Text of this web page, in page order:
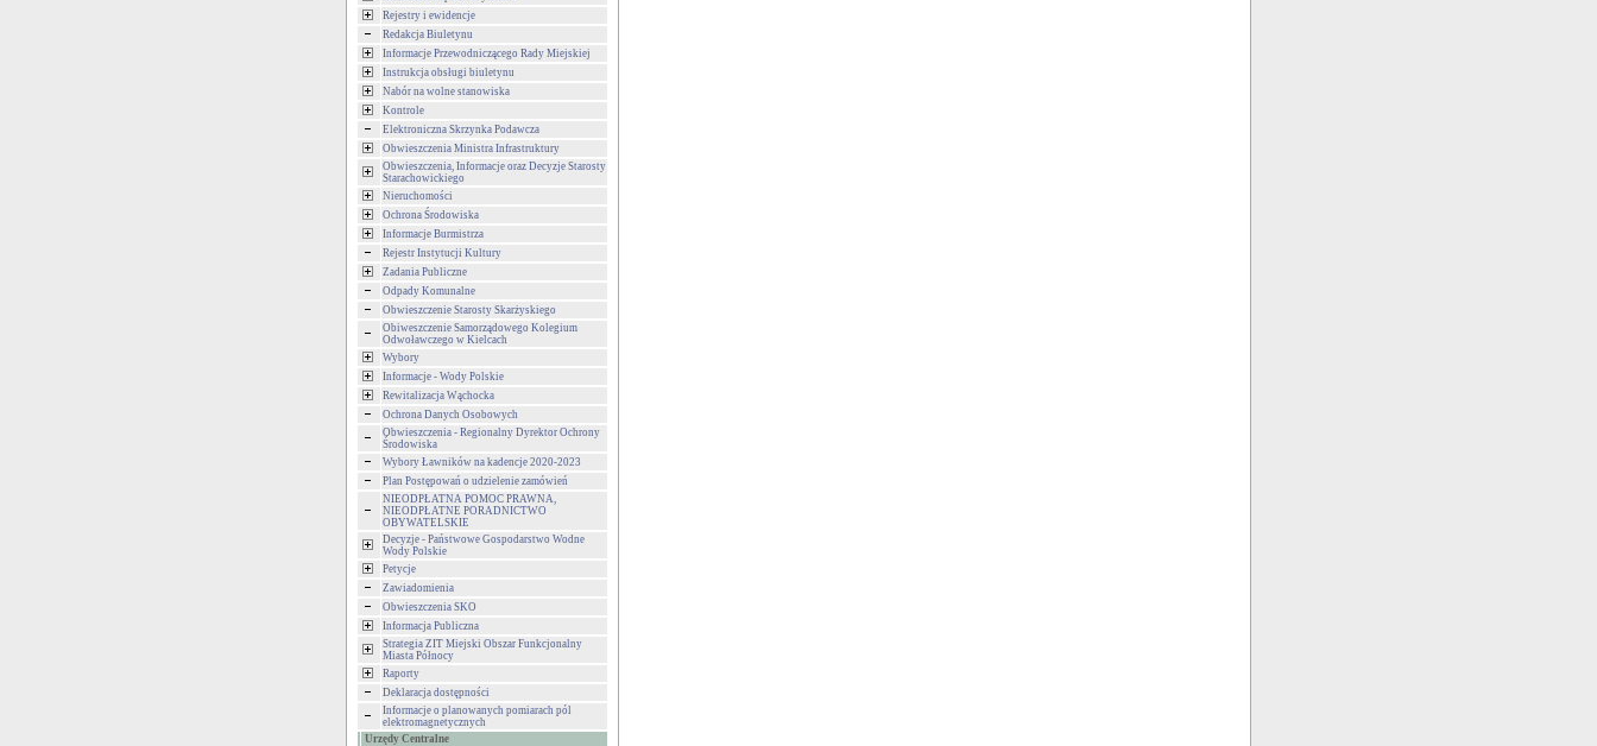
Rejestry i ewidencje
Redakcja Biuletynu
Informacje Przewodniczącego Rady Miejskiej
Instrukcja obsługi biuletynu
Nabór na wolne stanowiska
Kontrole
Elektroniczna Skrzynka Podawcza
Obwieszczenia Ministra Infrastruktury
Obwieszczenia, Informacje oraz Decyzje Starosty
Starachowickiego
Nieruchomości
Ochrona Środowiska
Informacje Burmistrza
Rejestr Instytucji Kultury
Zadania Publiczne
Odpady Komunalne
Obwieszczenie Starosty Skarżyskiego
Obiweszczenie Samorządowego Kolegium
Odwoławczego w Kielcach
Wybory
Informacje - Wody Polskie
Rewitalizacja Wąchocka
Ochrona Danych Osobowych
Obwieszczenia - Regionalny Dyrektor Ochrony
Środowiska
Wybory Ławników na kadencje 2020-2023
Plan Postępowań o udzielenie zamówień
NIEODPŁATNA POMOC PRAWNA,
NIEODPŁATNE PORADNICTWO
OBYWATELSKIE
Decyzje - Państwowe Gospodarstwo Wodne
Wody Polskie
Petycje
Zawiadomienia
Obwieszczenia SKO
Informacja Publiczna
Strategia ZIT Miejski Obszar Funkcjonalny
Miasta Północy
Raporty
Deklaracja dostępności
Informacje o planowanych pomiarach pól
elektromagnetycznych
Urzędy Centralne